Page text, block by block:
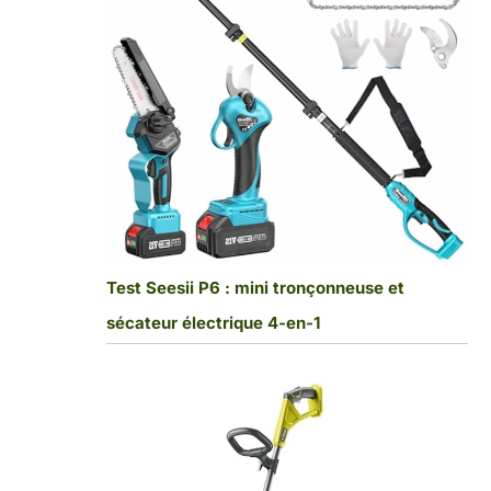
Test Seesii P6 : mini tronçonneuse et
sécateur électrique 4-en-1